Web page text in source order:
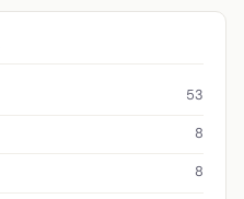
53
8
8